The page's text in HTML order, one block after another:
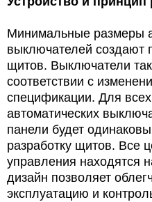
Минимальные размеры
выключателей создают
щитов. Выключатели
соответствии с
спецификации. Для
автоматических
панели будет
разработку щитов. Все
управления находятся
дизайн позволяет
эксплуатацию и